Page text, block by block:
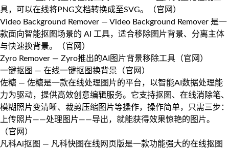
具，可以在线将PNG文档转换成至SVG。（官网 ）
Video Background Remover — Video Background Remover 是一
款面向智能抠图场景的 AI 工具，适合移除图片背景、分离主体
与快速换背景。（官网 ）
Zyro Remover — Zyro推出的AI图片背景移除工具（官网 ）
一键抠图 — 在线一键抠图换背景（官网 ）
佐糖 — 佐糖是一款在线处理图片的平台，以智能AI数据处理能
力为驱动，提供高效创意编辑服务。它支持抠图、在线消除笔、
模糊照片变清晰、裁剪压缩图片等操作，操作简单，只需三步：
上传照片——处理图片——导出，就能获得效果惊艳的图片。
（官网 ）
凡科Ai抠图 — 凡科快图在线网页版是一款功能强大的在线抠图